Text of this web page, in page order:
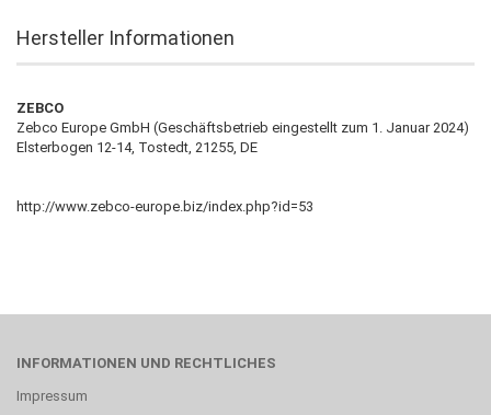
Hersteller Informationen
ZEBCO
Zebco Europe GmbH (Geschäftsbetrieb eingestellt zum 1. Januar 2024)
Elsterbogen 12-14, Tostedt, 21255, DE
http://www.zebco-europe.biz/index.php?id=53
INFORMATIONEN UND RECHTLICHES
Impressum